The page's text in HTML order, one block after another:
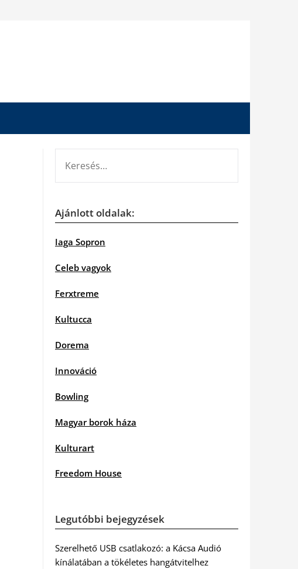
Ajánlott oldalak:
Iaga Sopron
Celeb vagyok
Ferxtreme
Kultucca
Dorema
Innováció
Bowling
Magyar borok háza
Kulturart
Freedom House
Legutóbbi bejegyzések
Szerelhető USB csatlakozó: a Kácsa Audió
kínálatában a tökéletes hangátvitelhez